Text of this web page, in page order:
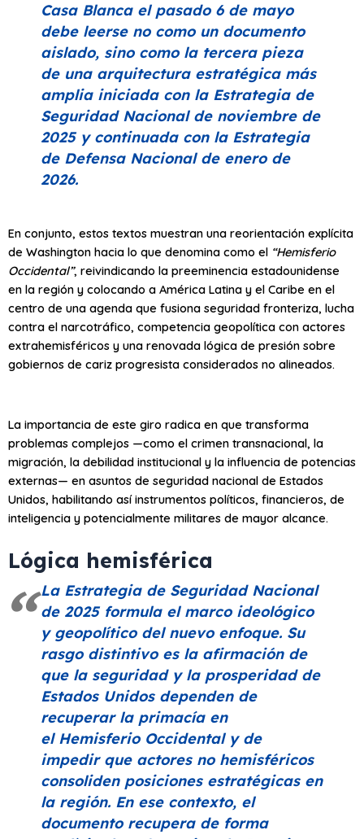
Casa Blanca el pasado 6 de mayo
debe leerse no como un documento
aislado, sino como la tercera pieza
de una arquitectura estratégica más
amplia iniciada con la Estrategia de
Seguridad Nacional de noviembre de
2025 y continuada con la Estrategia
de Defensa Nacional de enero de
2026.
En conjunto, estos textos muestran una reorientación explícita
de Washington hacia lo que denomina como el “Hemisferio
Occidental”, reivindicando la preeminencia estadounidense
en la región y colocando a América Latina y el Caribe en el
centro de una agenda que fusiona seguridad fronteriza, lucha
contra el narcotráfico, competencia geopolítica con actores
extrahemisféricos y una renovada lógica de presión sobre
gobiernos de cariz progresista considerados no alineados.
La importancia de este giro radica en que transforma
problemas complejos —como el crimen transnacional, la
migración, la debilidad institucional y la influencia de potencias
externas— en asuntos de seguridad nacional de Estados
Unidos, habilitando así instrumentos políticos, financieros, de
inteligencia y potencialmente militares de mayor alcance.
Lógica hemisférica
La Estrategia de Seguridad Nacional
de 2025 formula el marco ideológico
y geopolítico del nuevo enfoque. Su
rasgo distintivo es la afirmación de
que la seguridad y la prosperidad de
Estados Unidos dependen de
recuperar la primacía en
el Hemisferio Occidentaly de
impedir que actores no hemisféricos
consoliden posiciones estratégicas en
la región. En ese contexto, el
documento recupera de forma